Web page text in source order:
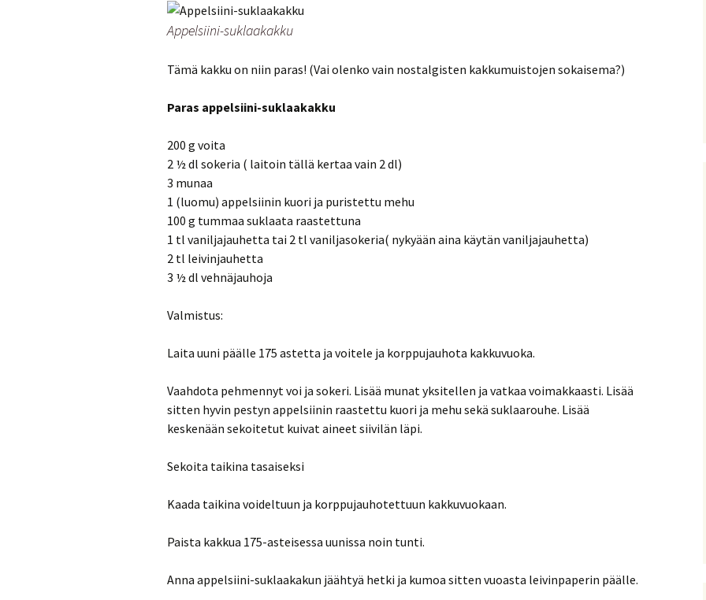
Appelsiini-suklaakakku
Tämä kakku on niin paras! (Vai olenko vain nostalgisten kakkumuistojen sokaisema?)
Paras appelsiini-suklaakakku
200 g voita
2 ½ dl sokeria ( laitoin tällä kertaa vain 2 dl)
3 munaa
1 (luomu) appelsiinin kuori ja puristettu mehu
100 g tummaa suklaata raastettuna
1 tl vaniljajauhetta tai 2 tl vaniljasokeria( nykyään aina käytän vaniljajauhetta)
2 tl leivinjauhetta
3 ½ dl vehnäjauhoja
Valmistus:
Laita uuni päälle 175 astetta ja voitele ja korppujauhota kakkuvuoka.
Vaahdota pehmennyt voi ja sokeri. Lisää munat yksitellen ja vatkaa voimakkaasti. Lisää
sitten hyvin pestyn appelsiinin raastettu kuori ja mehu sekä suklaarouhe. Lisää
keskenään sekoitetut kuivat aineet siivilän läpi.
Sekoita taikina tasaiseksi
Kaada taikina voideltuun ja korppujauhotettuun kakkuvuokaan.
Paista kakkua 175-asteisessa uunissa noin tunti.
Anna appelsiini-suklaakakun jäähtyä hetki ja kumoa sitten vuoasta leivinpaperin päälle.